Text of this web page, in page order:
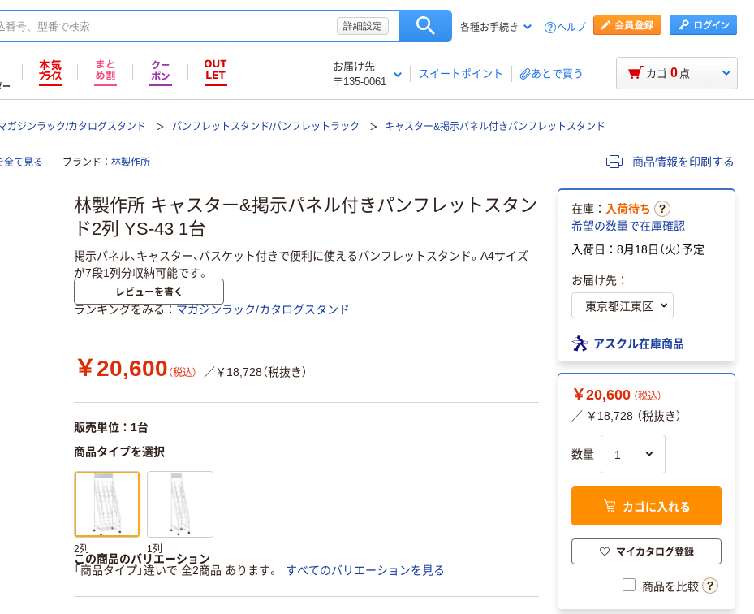
詳細設定 各種お手続き ヘルプ
ー
お届け先
〒135-0061
スイートポイント あとで買う カゴ 0 点
ガジンラック/カタログスタンド パンフレットスタンド/パンフレットラック キャスター&掲示パネル付きパンフレットスタンド
全て見る ブランド 林製作所 商品情報を印刷する
林製作所 キャスター&掲示パネル付きパンフレットスタン
ド2列 YS-43 1台
掲示パネル、キャスター、バスケット付きで便利に使えるパンフレットスタンド。A4サイズ
が7段1列分収納可能です。
レビューを書く
ランキングをみる マガジンラック/カタログスタンド
￥20,600 （税込） ／￥18,728（税抜き）
販売単位：1台
商品タイプを選択
2列 1列
この商品のバリエーション
「商品タイプ」違いで 全2商品 あります。
すべてのバリエーションを見る
在庫： 入荷待ち
希望の数量で在庫確認
入荷日：8月18日（火）予定
お届け先：
アスクル在庫商品
￥20,600 （税込）
／ ￥18,728 （税抜き）
数量
カゴに入れる
マイカタログ登録
商品を比較